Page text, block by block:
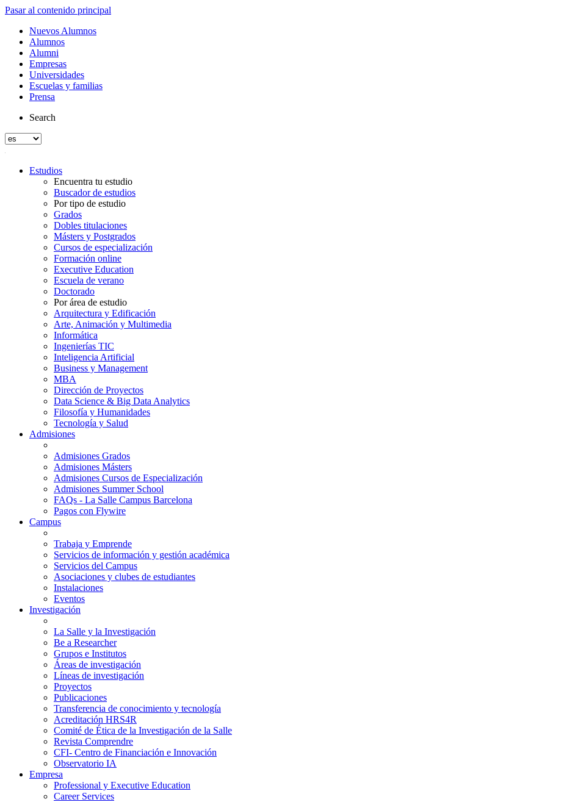
Pasar al contenido principal
Nuevos Alumnos
Alumnos
Alumni
Empresas
Universidades
Escuelas y familias
Prensa
Search
Estudios
Encuentra tu estudio
Buscador de estudios
Por tipo de estudio
Grados
Dobles titulaciones
Másters y Postgrados
Cursos de especialización
Formación online
Executive Education
Escuela de verano
Doctorado
Por área de estudio
Arquitectura y Edificación
Arte, Animación y Multimedia
Informática
Ingenierías TIC
Inteligencia Artificial
Business y Management
MBA
Dirección de Proyectos
Data Science & Big Data Analytics
Filosofía y Humanidades
Tecnología y Salud
Admisiones
Admisiones Grados
Admisiones Másters
Admisiones Cursos de Especialización
Admisiones Summer School
FAQs - La Salle Campus Barcelona
Pagos con Flywire
Campus
Trabaja y Emprende
Servicios de información y gestión académica
Servicios del Campus
Asociaciones y clubes de estudiantes
Instalaciones
Eventos
Investigación
La Salle y la Investigación
Be a Researcher
Grupos e Institutos
Áreas de investigación
Líneas de investigación
Proyectos
Publicaciones
Transferencia de conocimiento y tecnología
Acreditación HRS4R
Comité de Ética de la Investigación de la Salle
Revista Comprendre
CFI- Centro de Financiación e Innovación
Observatorio IA
Empresa
Professional y Executive Education
Career Services